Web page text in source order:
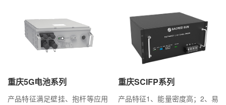
重庆5G电池系列
产品特征满足壁挂、抱杆等应用
重庆SCIFP系列
产品特征1、能量密度高；2、易